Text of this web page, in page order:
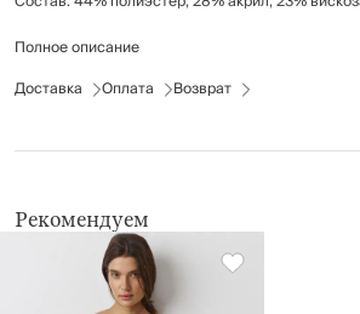
Рекомендации по уходу: стирка при температуре
не применять барабанную сушку.
Полное описание
Доставка
Оплата Возврат
Рекомендуем